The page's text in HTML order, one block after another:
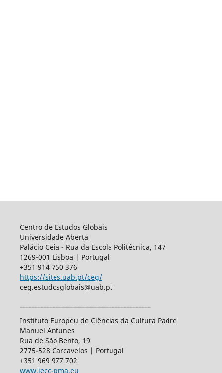
Centro de Estudos Globais
Universidade Aberta
Palácio Ceia - Rua da Escola Politécnica, 147
1269-001 Lisboa | Portugal
+351 914 750 376
https://sites.uab.pt/ceg/
ceg.estudosglobais@uab.pt
Instituto Europeu de Ciências da Cultura Padre
Manuel Antunes
Rua de São Bento, 19
2775-528 Carcavelos | Portugal
+351 969 977 702
www.iecc-pma.eu